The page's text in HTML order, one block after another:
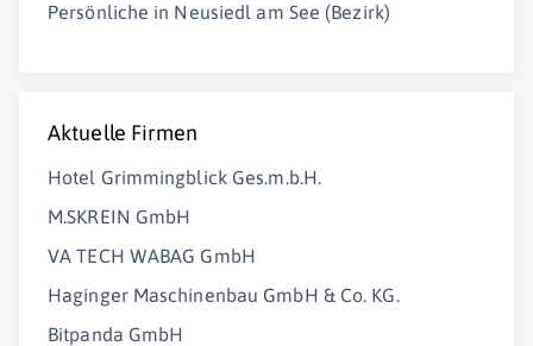
Persönliche in Neusiedl am See (Bezirk)
Aktuelle Firmen
Hotel Grimmingblick Ges.m.b.H.
M.SKREIN GmbH
VA TECH WABAG GmbH
Haginger Maschinenbau GmbH & Co. KG.
Bitpanda GmbH